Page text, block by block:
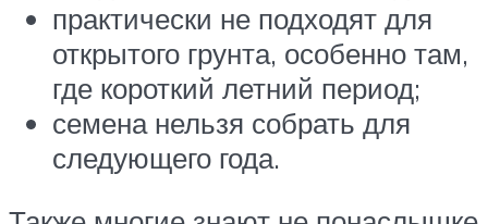
практически не подходят для
открытого грунта, особенно там,
где короткий летний период;
семена нельзя собрать для
следующего года.